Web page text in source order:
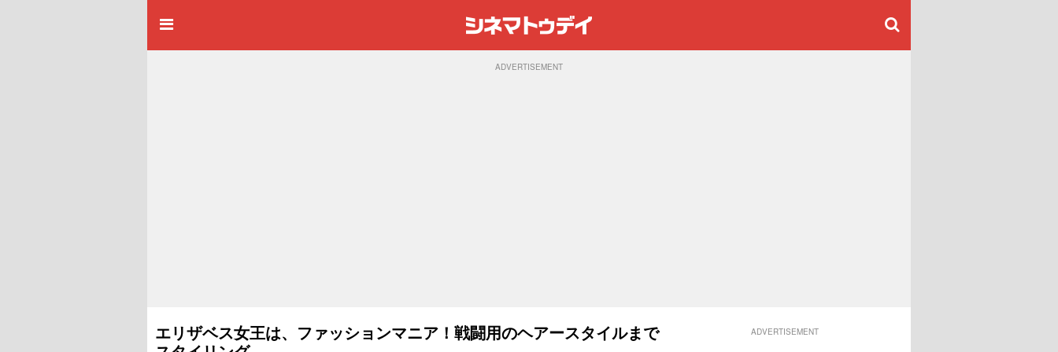
ADVERTISEMENT
エリザベス女王は、ファッションマニア！戦闘用のヘアースタイルまで
ADVERTISEMENT